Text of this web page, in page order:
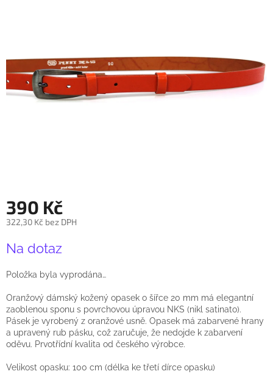
390 Kč
322,30 Kč bez DPH
cena:
Na dotaz
Položka byla vyprodána…
Oranžový dámský kožený opasek o šířce 20 mm má elegantní
zaoblenou sponu s povrchovou úpravou NKS (nikl satinato).
Pásek je vyrobený z oranžové usně. Opasek má zabarvené hrany
a upravený rub pásku, což zaručuje, že nedojde k zabarvení
oděvu. Prvotřídní kvalita od českého výrobce.
Velikost opasku: 100 cm (délka ke třetí dírce opasku)